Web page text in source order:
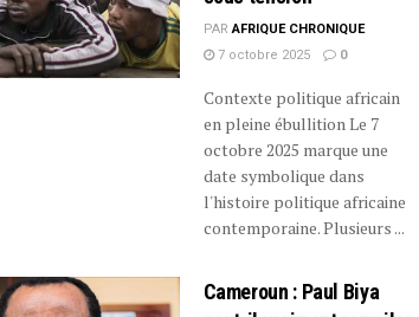
PAR AFRIQUE CHRONIQUE
7 octobre 2025
0
Contexte politique africain
en pleine ébullition Le 7
octobre 2025 marque une
date symbolique dans
l'histoire politique africaine
contemporaine. Plusieurs ...
Cameroun : Paul Biya